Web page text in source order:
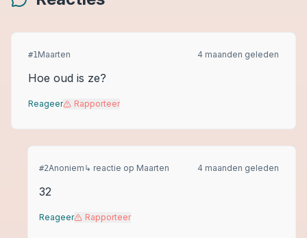
#1Maarten 4 maanden geleden
Hoe oud is ze?
Reageer Rapporteer
#2Anoniem ↳ reactie op Maarten 4 maanden geleden
32
Reageer Rapporteer